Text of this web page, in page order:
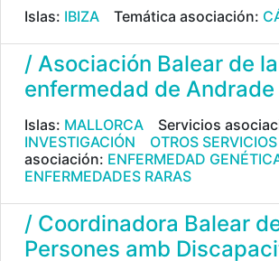
Islas: IBIZA Temática asociación:
/ Asociación Balear de la
enfermedad de Andrade
Islas: MALLORCA
Servicios
INVESTIGACIÓN
OTROS SERVICIOS
asociación: ENFERMEDAD
ENFERMEDADES RARAS
/ Coordinadora Balear
Persones amb